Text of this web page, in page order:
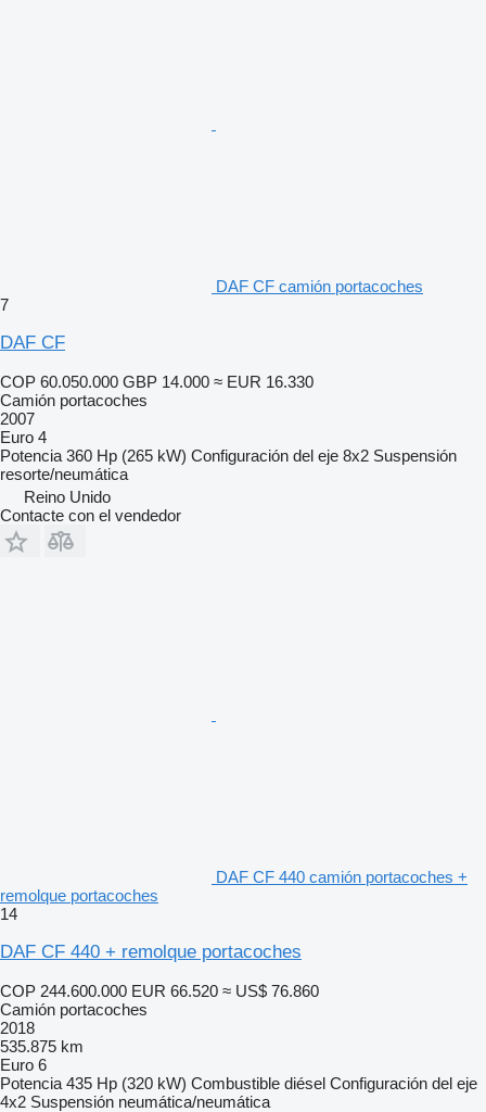
DAF CF camión portacoches
7
DAF CF
COP 60.050.000 GBP 14.000 ≈ EUR 16.330
Camión portacoches
2007
Euro 4
Potencia 360 Hp (265 kW) Configuración del eje 8x2 Suspensión
resorte/neumática
Reino Unido
Contacte con el vendedor
DAF CF 440 camión portacoches +
remolque portacoches
14
DAF CF 440 + remolque portacoches
COP 244.600.000 EUR 66.520 ≈ US$ 76.860
Camión portacoches
2018
535.875 km
Euro 6
Potencia 435 Hp (320 kW) Combustible diésel Configuración del eje
4x2 Suspensión neumática/neumática